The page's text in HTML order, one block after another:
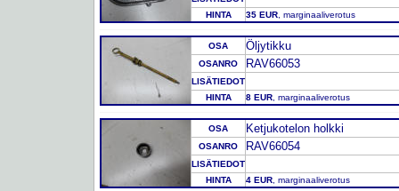
HINTA
35 EUR , marginaaliverotus
OSA Öljytikku
OSANRO RAV66053
LISÄTIEDOT
HINTA
8 EUR , marginaaliverotus
OSA Ketjukotelon holkki
OSANRO RAV66054
LISÄTIEDOT
HINTA
4 EUR , marginaaliverotus